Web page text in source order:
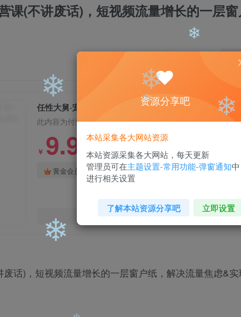
课(不讲废话)，短视频流量增长的一层
此内容为付费阅读，请付费后查看
￥ 9.9 ￥99
黄金会员 免费 钻石会员免费
您当前未登录！建议登陆后购买，
资源分享吧
本站采集各大网站资源
本站资源采集各大网站，每天更新
管理员可在主题设置-常用功能-弹窗通知中
进行相关设置
了解本站资源分享吧 立即设置
❄ ❄
❄ ❄
❄
❄